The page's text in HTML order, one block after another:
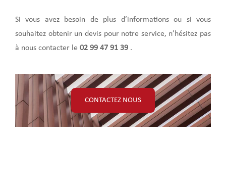
Si vous avez besoin de plus d’informations ou si vous
souhaitez obtenir un devis pour notre service, n’hésitez pas
à nous contacter le 02 99 47 91 39 .
CONTACTEZ NOUS